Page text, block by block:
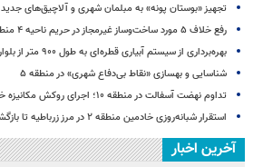
تجهیز «بوستان پونه» به مبلمان شهری و آلاچیق‌های جدید
رفع خلاف ۵ مورد ساخت‌وساز غیرمجاز در حریم ناحیه ۴ منطقه ۱۹
بهره‌برداری از سیستم آبیاری قطره‌ای به طول ۹۰۰ متر از بلوار امیرکبیر در منطقه ۲۲
شناسایی و بهسازی «نقاط بی‌دفاع شهری» در منطقه ۵
تداوم نهضت آسفالت در منطقه ۱۰؛ اجرای روکش مکانیزه خیابان قزوین
استقرار شبانه‌روزی خادمین منطقه ۲ در مرز زرباطیه تا بازگشت آخرین زائر
آخرین اخبار